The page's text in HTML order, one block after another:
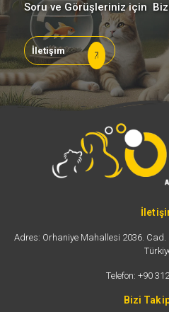
Üretim
Teknolojimiz
Medya
Soru ve Görüşleriniz için
İletişim
Adres: Orhaniye Mahallesi 2036.
Telefon: +90
Bizi